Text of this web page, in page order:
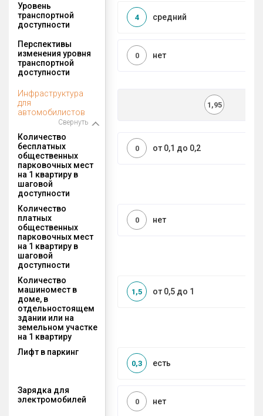
Уровень
транспортной
доступности
средний
4
Перспективы
изменения уровня
транспортной
доступности
нет
0
Инфраструктура
для
автомобилистов
Свернуть
1,95
Количество
бесплатных
общественных
парковочных мест
на 1 квартиру в
шаговой
доступности
от 0,1 до 0,2
0
Количество
платных
общественных
парковочных мест
на 1 квартиру в
шаговой
доступности
нет
0
Количество
машиномест в
доме, в
отдельностоящем
здании или на
земельном участке
на 1 квартиру
от 0,5 до 1
1,5
Лифт в паркинг
есть
0,3
Зарядка для
электромобилей
нет
0